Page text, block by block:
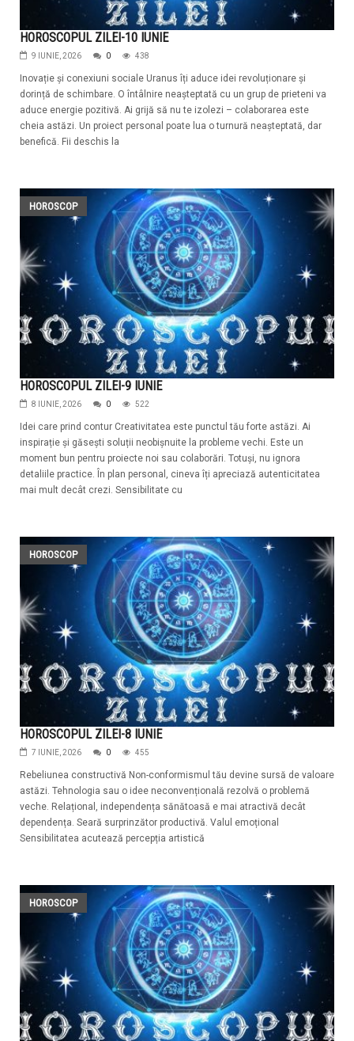
HOROSCOPUL ZILEI-10 IUNIE
9 IUNIE, 2026 0 438
Inovație și conexiuni sociale Uranus îți aduce idei revoluționare și
dorință de schimbare. O întâlnire neașteptată cu un grup de prieteni va
aduce energie pozitivă. Ai grijă să nu te izolezi – colaborarea este
cheia astăzi. Un proiect personal poate lua o turnură neașteptată, dar
benefică. Fii deschis la
HOROSCOP
HOROSCOPUL ZILEI-9 IUNIE
8 IUNIE, 2026 0 522
Idei care prind contur Creativitatea este punctul tău forte astăzi. Ai
inspirație și găsești soluții neobișnuite la probleme vechi. Este un
moment bun pentru proiecte noi sau colaborări. Totuși, nu ignora
detaliile practice. În plan personal, cineva îți apreciază autenticitatea
mai mult decât crezi. Sensibilitate cu
HOROSCOP
HOROSCOPUL ZILEI-8 IUNIE
7 IUNIE, 2026 0 455
Rebeliunea constructivă Non-conformismul tău devine sursă de valoare
astăzi. Tehnologia sau o idee neconvențională rezolvă o problemă
veche. Relațional, independența sănătoasă e mai atractivă decât
dependența. Seară surprinzător productivă. Valul emoțional
Sensibilitatea acutează percepția artistică
HOROSCOP